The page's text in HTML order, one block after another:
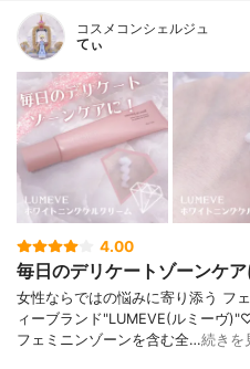
コスメコンシェルジュ
てぃ
4.00
毎日のデリケートゾーンケア
女性ならではの悩みに寄り添う フ
ィーブランド"LUMEVE(ルミーヴ
フェミニンゾーンを含む全…続きを